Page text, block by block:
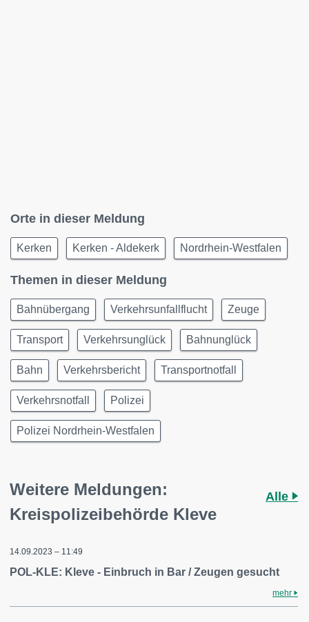
Orte in dieser Meldung
Kerken Kerken - Aldekerk Nordrhein-Westfalen
Themen in dieser Meldung
Bahnübergang Verkehrsunfallflucht Zeuge
Transport Verkehrsunglück Bahnunglück
Bahn Verkehrsbericht Transportnotfall
Verkehrsnotfall Polizei
Polizei Nordrhein-Westfalen
Weitere Meldungen:
Kreispolizeibehörde Kleve
Alle
14.09.2023 – 11:49
POL-KLE: Kleve - Einbruch in Bar / Zeugen gesucht
mehr